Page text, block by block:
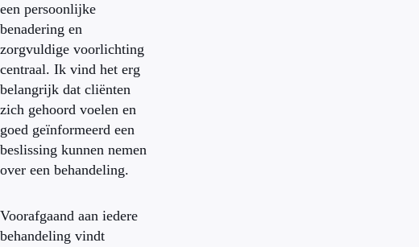
een persoonlijke
benadering en
zorgvuldige voorlichting
centraal. Ik vind het erg
belangrijk dat cliënten
zich gehoord voelen en
goed geïnformeerd een
beslissing kunnen nemen
over een behandeling.
Voorafgaand aan iedere
behandeling vindt